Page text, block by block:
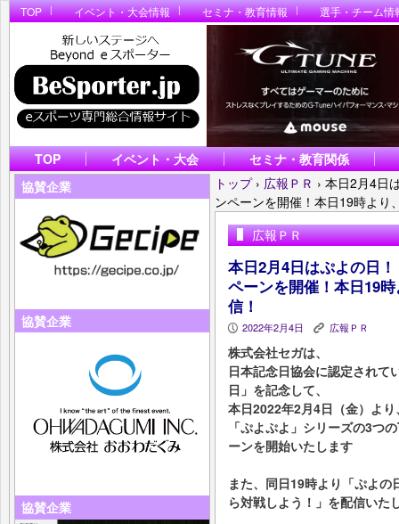
TOP イベント・大会情報 セミナ・教育情報 選手・チーム情
TOP イベント・大会
セミナ・教育関係
協賛企業
協賛企業
協賛企業
トップ › 広報ＰＲ › 本日2月4日
ンペーンを開催！本日19時より
広報ＰＲ
本日2月4日はぷよの日
ペーンを開催！本日19
信！
P 2022年2月4日 K 広報ＰＲ
株式会社セガは、
日本記念日協会に認定されて
日」を記念して、
本日2022年2月4日（金）より
「ぷよぷよ」シリーズの3つ
ーンを開始いたします
また、同日19時より「ぷよ
ら対戦しよう！」を配信いた